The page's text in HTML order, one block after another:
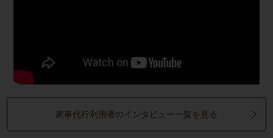
家事代行利用者のインタビュー一覧を見る